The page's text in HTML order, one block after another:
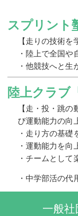
スプリント
【走りの技術を
・陸上で全国
・他競技へと
陸上クラブ
【走・投・跳
び運動能力の向
・走り方の基礎
・運動能力を向
・チームとして
・中学部活の
一般